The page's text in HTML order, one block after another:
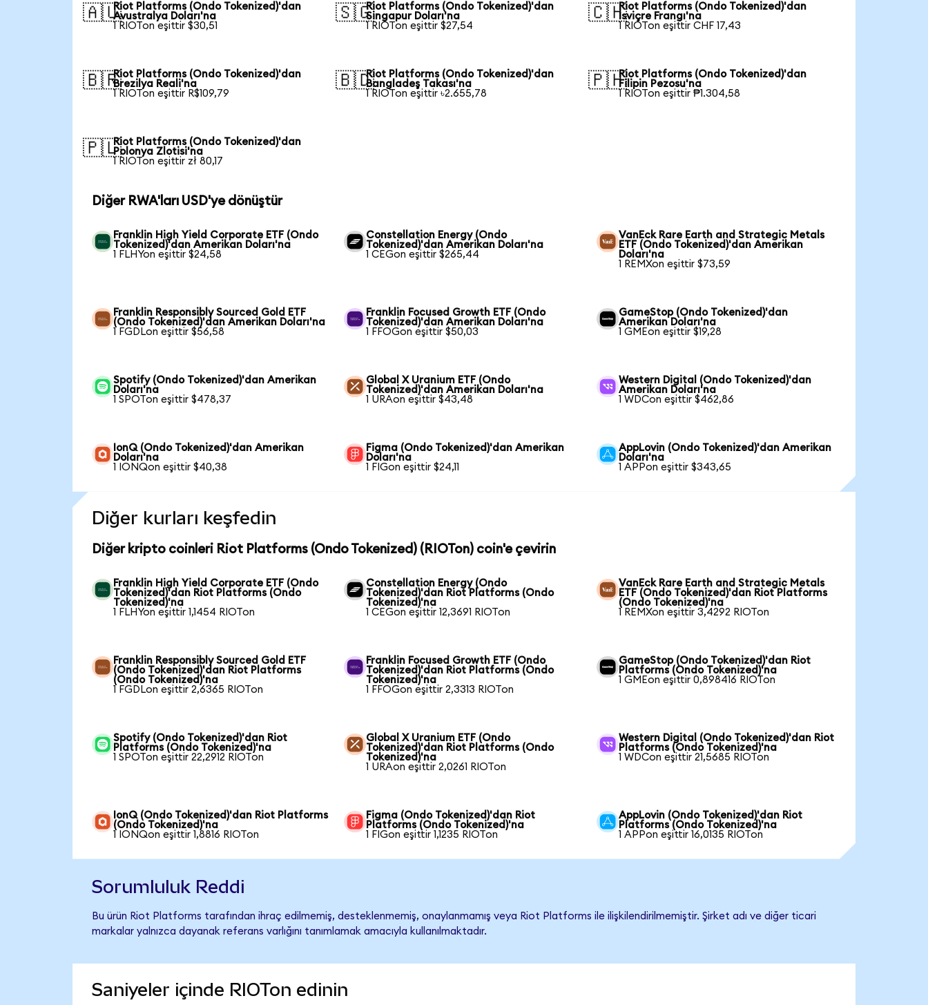
🇦🇺Riot Platforms (Ondo Tokenized)'dan
Avustralya Doları'na
1 RIOTon eşittir $30,51
🇸🇬Riot Platforms (Ondo Tokenized)'dan
Singapur Doları'na
1 RIOTon eşittir $27,54
🇨🇭Riot Platforms (Ondo Tokenized)'dan
İsviçre Frangı'na
1 RIOTon eşittir CHF 17,43
🇧🇷Riot Platforms (Ondo Tokenized)'dan
Brezilya Reali'na
1 RIOTon eşittir R$109,79
🇧🇩Riot Platforms (Ondo Tokenized)'dan
Bangladeş Takası'na
1 RIOTon eşittir ৳2.655,78
🇵🇭Riot Platforms (Ondo Tokenized)'dan
Filipin Pezosu'na
1 RIOTon eşittir ₱1.304,58
🇵🇱Riot Platforms (Ondo Tokenized)'dan
Polonya Zlotisi'na
1 RIOTon eşittir zł 80,17
Diğer RWA'ları USD'ye dönüştür
Franklin High Yield Corporate ETF (Ondo
Tokenized)'dan Amerikan Doları'na
1 FLHYon eşittir $24,58
Constellation Energy (Ondo
Tokenized)'dan Amerikan Doları'na
1 CEGon eşittir $265,44
VanEck Rare Earth and Strategic Metals
ETF (Ondo Tokenized)'dan Amerikan
Doları'na
1 REMXon eşittir $73,59
Franklin Responsibly Sourced Gold ETF
(Ondo Tokenized)'dan Amerikan Doları'na
1 FGDLon eşittir $56,58
Franklin Focused Growth ETF (Ondo
Tokenized)'dan Amerikan Doları'na
1 FFOGon eşittir $50,03
GameStop (Ondo Tokenized)'dan
Amerikan Doları'na
1 GMEon eşittir $19,28
Spotify (Ondo Tokenized)'dan Amerikan
Doları'na
1 SPOTon eşittir $478,37
Global X Uranium ETF (Ondo
Tokenized)'dan Amerikan Doları'na
1 URAon eşittir $43,48
Western Digital (Ondo Tokenized)'dan
Amerikan Doları'na
1 WDCon eşittir $462,86
IonQ (Ondo Tokenized)'dan Amerikan
Doları'na
1 IONQon eşittir $40,38
Figma (Ondo Tokenized)'dan Amerikan
Doları'na
1 FIGon eşittir $24,11
AppLovin (Ondo Tokenized)'dan Amerikan
Doları'na
1 APPon eşittir $343,65
Diğer kurları keşfedin
Diğer kripto coinleri Riot Platforms (Ondo Tokenized) (RIOTon) coin'e çevirin
Franklin High Yield Corporate ETF (Ondo
Tokenized)'dan Riot Platforms (Ondo
Tokenized)'na
1 FLHYon eşittir 1,1454 RIOTon
Constellation Energy (Ondo
Tokenized)'dan Riot Platforms (Ondo
Tokenized)'na
1 CEGon eşittir 12,3691 RIOTon
VanEck Rare Earth and Strategic Metals
ETF (Ondo Tokenized)'dan Riot Platforms
(Ondo Tokenized)'na
1 REMXon eşittir 3,4292 RIOTon
Franklin Responsibly Sourced Gold ETF
(Ondo Tokenized)'dan Riot Platforms
(Ondo Tokenized)'na
1 FGDLon eşittir 2,6365 RIOTon
Franklin Focused Growth ETF (Ondo
Tokenized)'dan Riot Platforms (Ondo
Tokenized)'na
1 FFOGon eşittir 2,3313 RIOTon
GameStop (Ondo Tokenized)'dan Riot
Platforms (Ondo Tokenized)'na
1 GMEon eşittir 0,898416 RIOTon
Spotify (Ondo Tokenized)'dan Riot
Platforms (Ondo Tokenized)'na
1 SPOTon eşittir 22,2912 RIOTon
Global X Uranium ETF (Ondo
Tokenized)'dan Riot Platforms (Ondo
Tokenized)'na
1 URAon eşittir 2,0261 RIOTon
Western Digital (Ondo Tokenized)'dan Riot
Platforms (Ondo Tokenized)'na
1 WDCon eşittir 21,5685 RIOTon
IonQ (Ondo Tokenized)'dan Riot Platforms
(Ondo Tokenized)'na
1 IONQon eşittir 1,8816 RIOTon
Figma (Ondo Tokenized)'dan Riot
Platforms (Ondo Tokenized)'na
1 FIGon eşittir 1,1235 RIOTon
AppLovin (Ondo Tokenized)'dan Riot
Platforms (Ondo Tokenized)'na
1 APPon eşittir 16,0135 RIOTon
Sorumluluk Reddi
Bu ürün Riot Platforms tarafından ihraç edilmemiş, desteklenmemiş, onaylanmamış veya Riot Platforms ile ilişkilendirilmemiştir. Şirket adı ve diğer ticari
markalar yalnızca dayanak referans varlığını tanımlamak amacıyla kullanılmaktadır.
Saniyeler içinde RIOTon edinin